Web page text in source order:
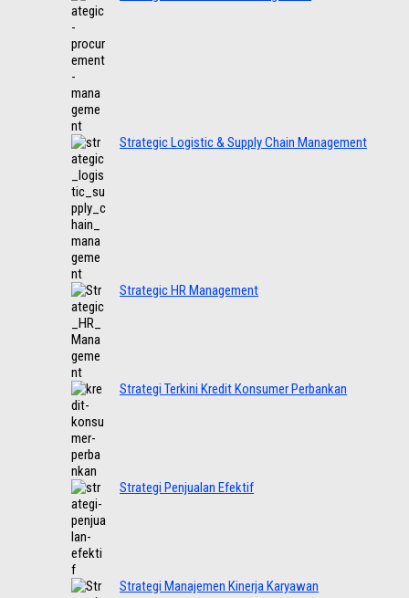
Strategic Logistic & Supply Chain Management
Strategic HR Management
Strategi Terkini Kredit Konsumer Perbankan
Strategi Penjualan Efektif
Strategi Manajemen Kinerja Karyawan